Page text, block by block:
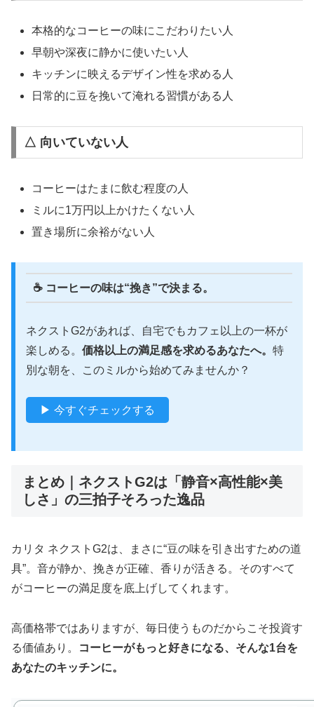
本格的なコーヒーの味にこだわりたい人
早朝や深夜に静かに使いたい人
キッチンに映えるデザイン性を求める人
日常的に豆を挽いて淹れる習慣がある人
△ 向いていない人
コーヒーはたまに飲む程度の人
ミルに1万円以上かけたくない人
置き場所に余裕がない人
☕ コーヒーの味は“挽き”で決まる。
ネクストG2があれば、自宅でもカフェ以上の一杯が
楽しめる。 価格以上の満足感を求めるあなたへ。 特
別な朝を、このミルから始めてみませんか？
▶ 今すぐチェックする
まとめ｜ネクストG2は「静音×高性能×美
しさ」の三拍子そろった逸品
カリタ ネクストG2は、まさに“豆の味を引き出すための道
具”。音が静か、挽きが正確、香りが活きる。そのすべて
がコーヒーの満足度を底上げしてくれます。
高価格帯ではありますが、毎日使うものだからこそ投資す
る価値あり。
コーヒーがもっと好きになる、そんな1台を
あなたのキッチンに。